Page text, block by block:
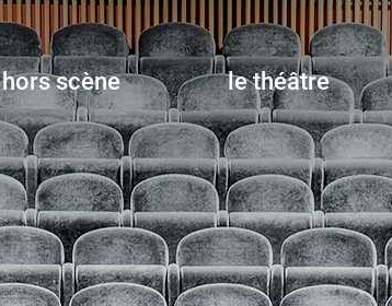
hors scène le théâtre